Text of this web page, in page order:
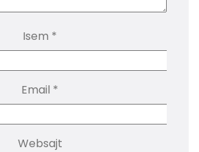
Isem *
Email *
Websajt